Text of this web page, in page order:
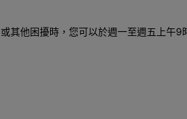
其他困擾時，您可以於週一至週五上午